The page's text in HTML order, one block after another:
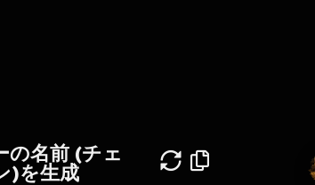
の名前 (チェ
)を生成